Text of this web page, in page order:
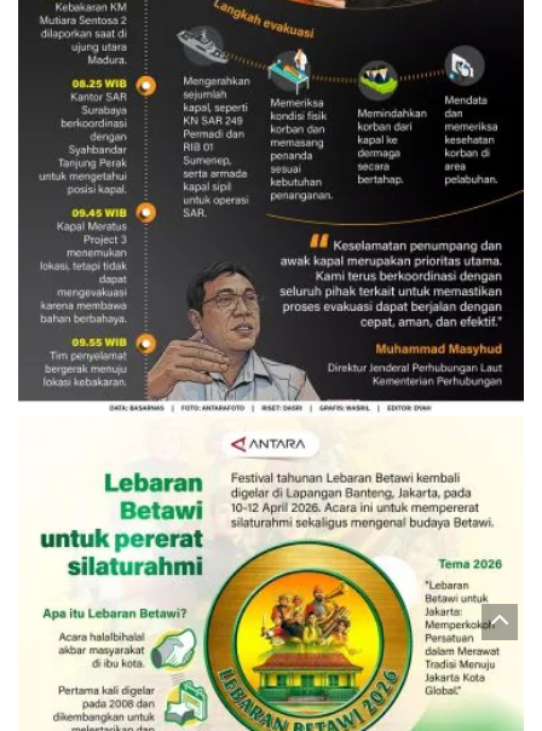
Evakuasi korban kebakaran KM
Mutiara Sentosa 2
3 Agustus 2026